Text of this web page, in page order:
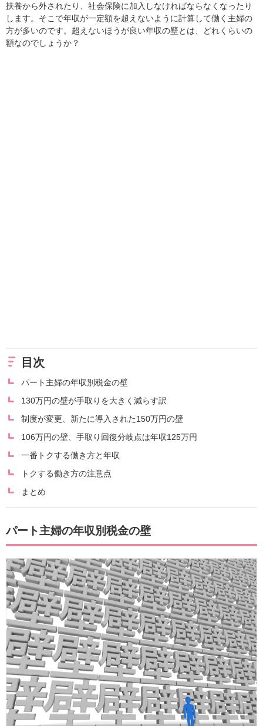
扶養から外されたり、社会保険に加入しなければならなくなったり
します。そこで年収が一定額を超えないように計算して働く主婦の
方が多いのです。超えないほうが良い年収の壁とは、どれくらいの
額なのでしょうか？
目次
パート主婦の年収別税金の壁
130万円の壁が手取りを大きく減らす訳
制度が変更、新たに導入された150万円の壁
106万円の壁、手取り回復分岐点は年収125万円
一番トクする働き方と年収
トクする働き方の注意点
まとめ
パート主婦の年収別税金の壁